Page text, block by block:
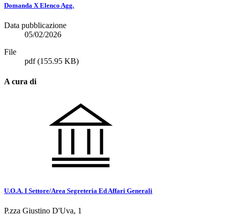
Domanda X Elenco Agg.
Data pubblicazione
05/02/2026
File
pdf(155.95 KB)
A cura di
U.O.A. I Settore/Area Segreteria Ed Affari Generali
P.zza Giustino D'Uva, 1